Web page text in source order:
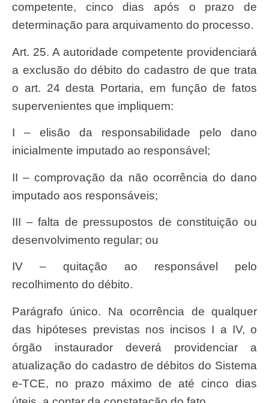
competente, cinco dias após o prazo de
determinação para arquivamento do processo.
Art. 25. A autoridade competente providenciará
a exclusão do débito do cadastro de que trata
o art. 24 desta Portaria, em função de fatos
supervenientes que impliquem:
I – elisão da responsabilidade pelo dano
inicialmente imputado ao responsável;
II – comprovação da não ocorrência do dano
imputado aos responsáveis;
III – falta de pressupostos de constituição ou
desenvolvimento regular; ou
IV – quitação ao responsável pelo
recolhimento do débito.
Parágrafo único. Na ocorrência de qualquer
das hipóteses previstas nos incisos I a IV, o
órgão instaurador deverá providenciar a
atualização do cadastro de débitos do Sistema
e-TCE, no prazo máximo de até cinco dias